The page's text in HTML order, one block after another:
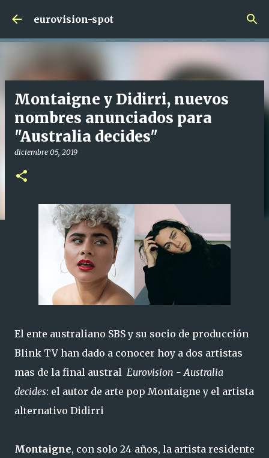
Ir al contenido principal
eurovision-spot
Montaigne y Didirri, nuevos
nombres anunciados para
"Australia decides"
diciembre 05, 2019
El ente australiano SBS y su socio de producción
Blink TV han dado a conocer hoy a dos artistas
mas de la final austral Eurovision - Australia
decides: el autor de arte pop Montaigne y el artista
alternativo Didirri
Montaigne, con solo 24 años, la artista residente